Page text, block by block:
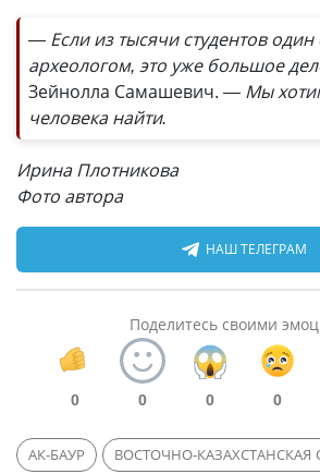
— Если из тысячи студентов один
археологом, это уже большое
Зейнолла Самашевич. — Мы
человека найти.
Ирина Плотникова
Фото автора
НАШ ТЕЛЕГРАМ
Поделитесь своими
0 0 0 0
АК-БАУР ВОСТОЧНО-КАЗАХСТАНСКАЯ